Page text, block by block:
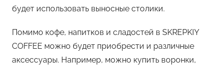
будет использовать выносные столики.
Помимо кофе, напитков и сладостей в SKREPKIY
COFFEE можно будет приобрести и различные
аксессуары. Например, можно купить воронки,